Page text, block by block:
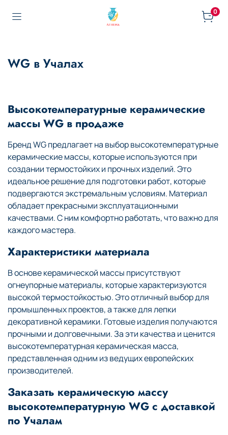
0
WG в Учалах
Высокотемпературные керамические
массы WG в продаже
Бренд WG предлагает на выбор высокотемпературные
керамические массы, которые используются при
создании термостойких и прочных изделий. Это
идеальное решение для подготовки работ, которые
подвергаются экстремальным условиям. Материал
обладает прекрасными эксплуатационными
качествами. С ним комфортно работать, что важно для
каждого мастера.
Характеристики материала
В основе керамической массы присутствуют
огнеупорные материалы, которые характеризуются
высокой термостойкостью. Это отличный выбор для
промышленных проектов, а также для лепки
декоративной керамики. Готовые изделия получаются
прочными и долговечными. За эти качества и ценится
высокотемпературная керамическая масса,
представленная одним из ведущих европейских
производителей.
Заказать керамическую массу
высокотемпературную WG с доставкой
по Учалам